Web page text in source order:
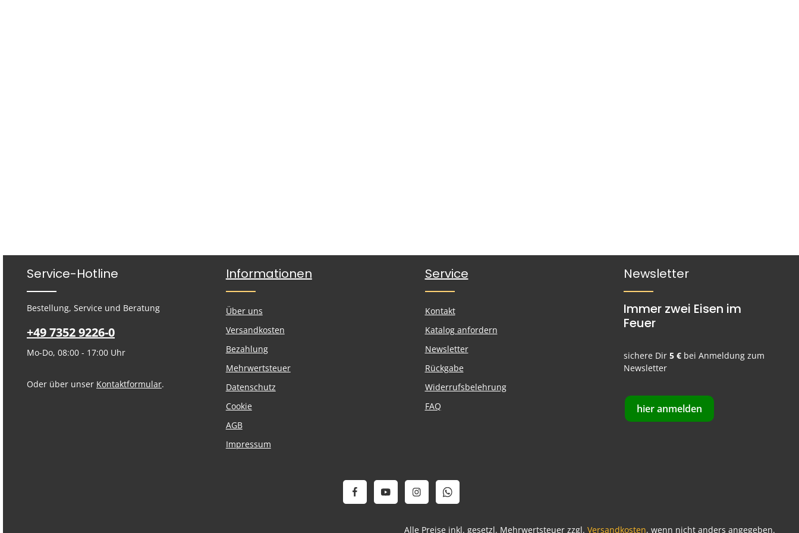
Service-Hotline
Bestellung, Service und Beratung
+49 7352 9226-0
Mo-Do, 08:00 - 17:00 Uhr
Oder über unser Kontaktformular.
Informationen
Über uns
Versandkosten
Bezahlung
Mehrwertsteuer
Datenschutz
Cookie
AGB
Impressum
Service
Kontakt
Katalog anfordern
Newsletter
Rückgabe
Widerrufsbelehrung
FAQ
Newsletter
Immer zwei Eisen im
Feuer
sichere Dir5 € bei Anmeldung zum
Newsletter
hier anmelden
Alle Preise inkl. gesetzl. Mehrwertsteuer zzgl. Versandkosten, wenn nicht anders angegeben.